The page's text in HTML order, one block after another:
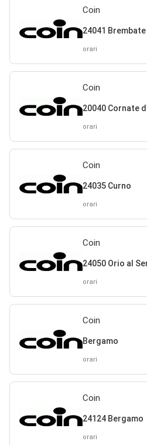
Coin
24041 Brembate
orari
Coin
20040 Cornate
orari
Coin
24035 Curno
orari
Coin
24050 Orio al
orari
Coin
Bergamo
orari
Coin
24124 Bergamo
orari